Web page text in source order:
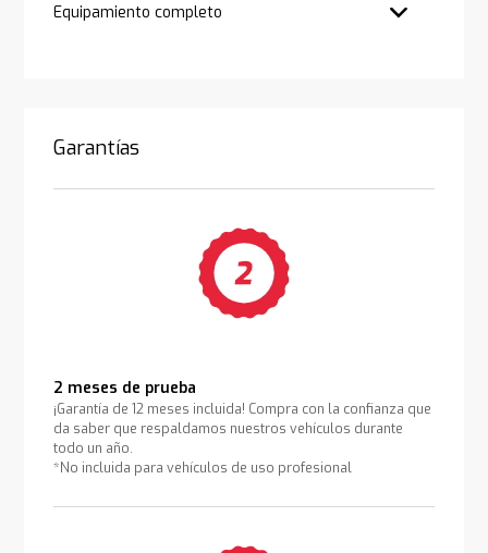
Equipamiento completo
Garantías
2 meses de prueba
¡Garantía de 12 meses incluida! Compra con la confianza que
da saber que respaldamos nuestros vehículos durante
todo un año.
*No incluida para vehículos de uso profesional